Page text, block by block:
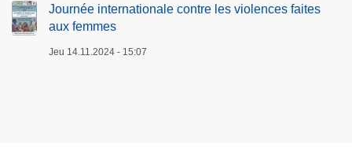
Journée internationale contre les violences faites
aux femmes
Jeu 14.11.2024 - 15:07